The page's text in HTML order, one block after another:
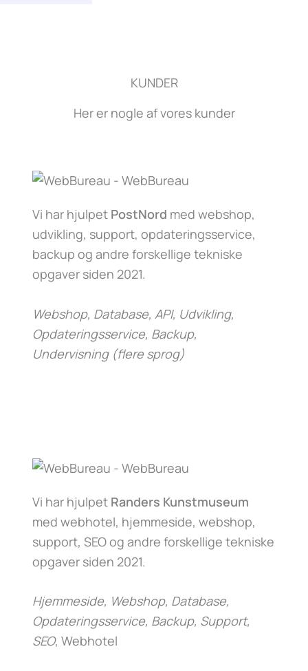
KUNDER
Her er nogle af vores kunder
Vi har hjulpet PostNord med webshop,
udvikling, support, opdateringsservice,
backup og andre forskellige tekniske
opgaver siden 2021.
Webshop, Database, API, Udvikling,
Opdateringsservice, Backup,
Undervisning (flere sprog)
Vi har hjulpet Randers Kunstmuseum
med webhotel, hjemmeside, webshop,
support, SEO og andre forskellige tekniske
opgaver siden 2021.
Hjemmeside, Webshop, Database,
Opdateringsservice, Backup, Support,
SEO, Webhotel